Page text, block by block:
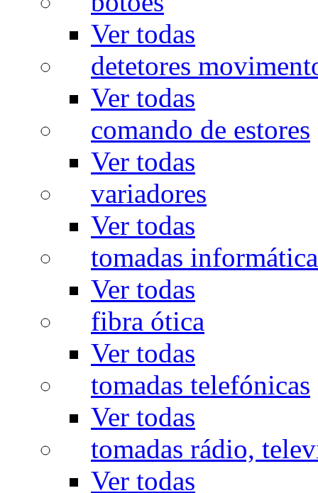
Ver todas
detetores
Ver todas
comando de estores
Ver todas
variadores
Ver todas
tomadas
Ver todas
fibra ótica
Ver todas
tomadas telefónicas
Ver todas
tomadas rádio,
Ver todas